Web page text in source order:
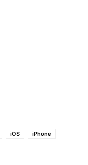
iOS
iPhone